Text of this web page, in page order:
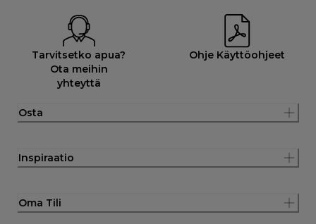
Tarvitsetko apua?
Ota meihin
yhteyttä
Ohje Käyttöohjeet
Osta
Inspiraatio
Oma Tili